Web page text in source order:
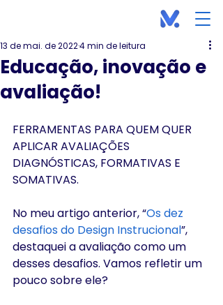
Educação, inovação e
avaliação!
13 de mai. de 20224 min de leitura
FERRAMENTAS PARA QUEM QUER
APLICAR AVALIAÇÕES
DIAGNÓSTICAS, FORMATIVAS E
SOMATIVAS.
No meu artigo anterior, “Os dez
desafios do Design Instrucional”,
destaquei a avaliação como um
desses desafios. Vamos refletir um
pouco sobre ele?